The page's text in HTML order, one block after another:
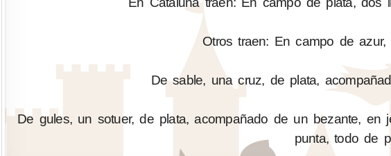
Otros traen: En campo de
De sable, una cruz, de plata,
De gules, un sotuer, de plata, acompañado de un bezante,
punta, todo de